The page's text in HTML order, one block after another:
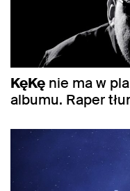
KęKę nie ma w
albumu. Raper